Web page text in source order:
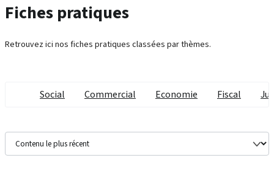
Fiches pratiques
Retrouvez ici nos fiches pratiques classées par thèmes.
Social Commercial Economie Fiscal